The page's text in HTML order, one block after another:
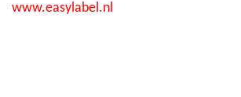
www.easylabel.nl